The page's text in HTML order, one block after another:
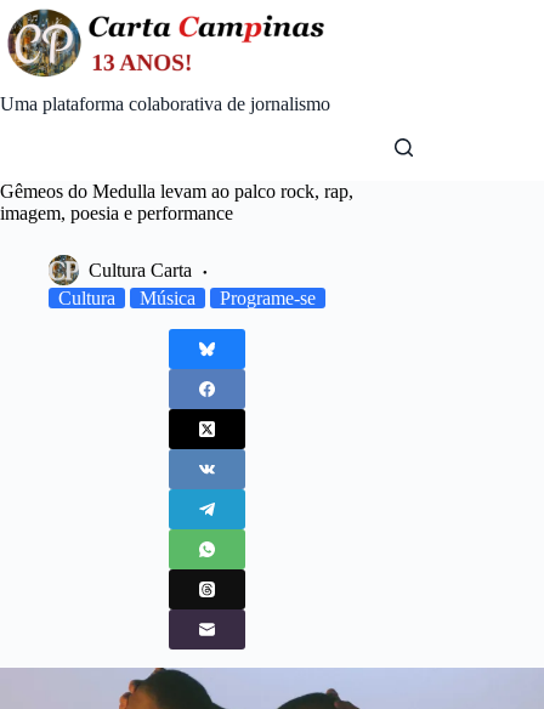
Skip
to
content
Uma plataforma colaborativa de jornalismo
Gêmeos do Medulla levam ao palco rock, rap,
imagem, poesia e performance
Cultura Carta
Cultura
Música Programe-se